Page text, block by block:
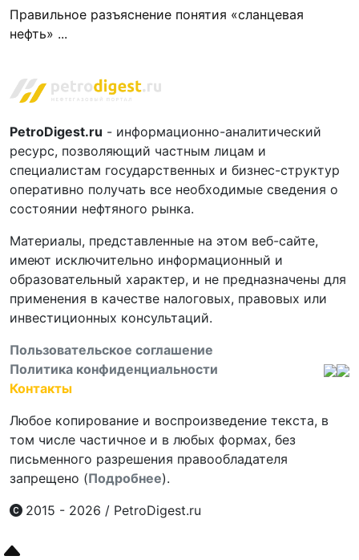
Правильное разъяснение понятия «сланцевая
нефть» ...
PetroDigest.ru - информационно-аналитический
ресурс, позволяющий частным лицам и
специалистам государственных и бизнес-структур
оперативно получать все необходимые сведения о
состоянии нефтяного рынка.
Материалы, представленные на этом веб-сайте,
имеют исключительно информационный и
образовательный характер, и не предназначены для
применения в качестве налоговых, правовых или
инвестиционных консультаций.
Пользовательское соглашение
Политика конфиденциальности
Контакты
Любое копирование и воспроизведение текста, в
том числе частичное и в любых формах, без
письменного разрешения правообладателя
запрещено (Подробнее).
2015 - 2026 / PetroDigest.ru